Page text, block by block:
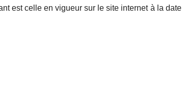
est celle en vigueur sur le site internet à la date